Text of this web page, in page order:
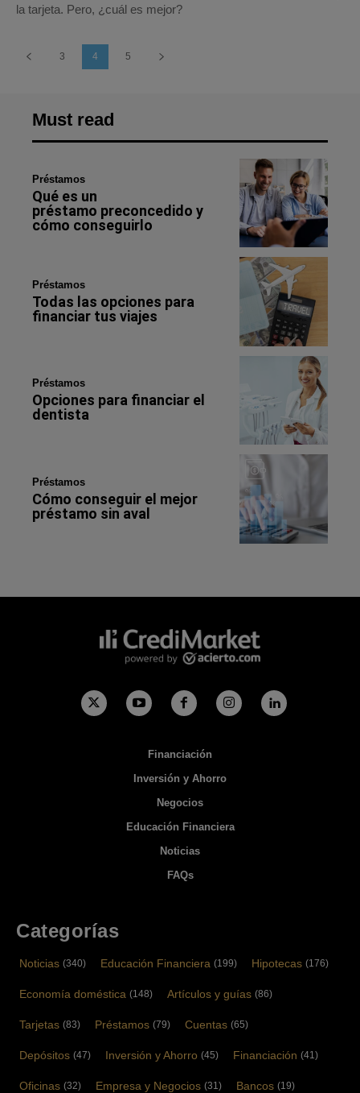
la tarjeta. Pero, ¿cuál es mejor?
3 4 5
Must read
Préstamos
Qué es un
préstamo preconcedido y
cómo conseguirlo
Préstamos
Todas las opciones para
financiar tus viajes
Préstamos
Opciones para financiar el
dentista
Préstamos
Cómo conseguir el mejor
préstamo sin aval
Financiación
Inversión y Ahorro
Negocios
Educación Financiera
Noticias
FAQs
Categorías
Noticias (340) Educación Financiera (199) Hipotecas (176)
Economía doméstica (148) Artículos y guías (86)
Tarjetas (83) Préstamos (79) Cuentas (65)
Depósitos (47) Inversión y Ahorro (45) Financiación (41)
Oficinas (32) Empresa y Negocios (31) Bancos (19)